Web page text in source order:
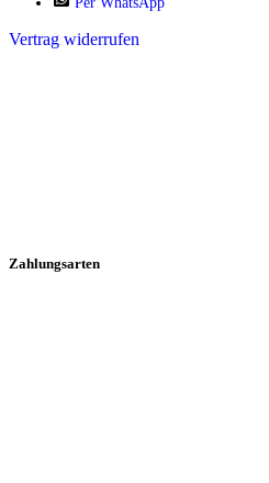
Vertrag widerrufen
Zahlungsarten